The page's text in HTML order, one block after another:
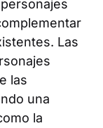
Las
las
una
la